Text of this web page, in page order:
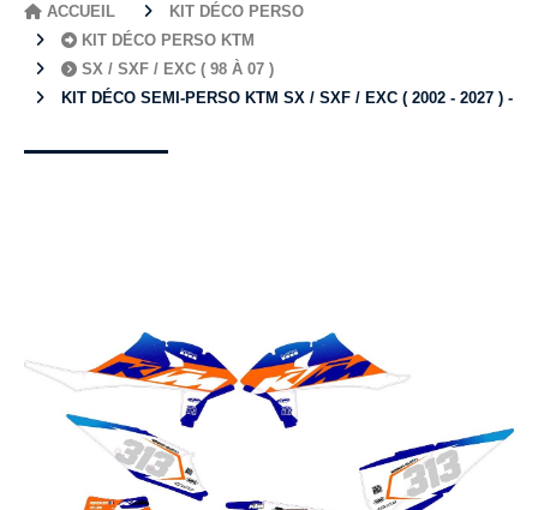
ACCUEIL
KIT DÉCO PERSO
KIT DÉCO PERSO KTM
SX / SXF / EXC ( 98 À 07 )
KIT DÉCO SEMI-PERSO KTM SX / SXF / EXC ( 2002 - 2027 ) -